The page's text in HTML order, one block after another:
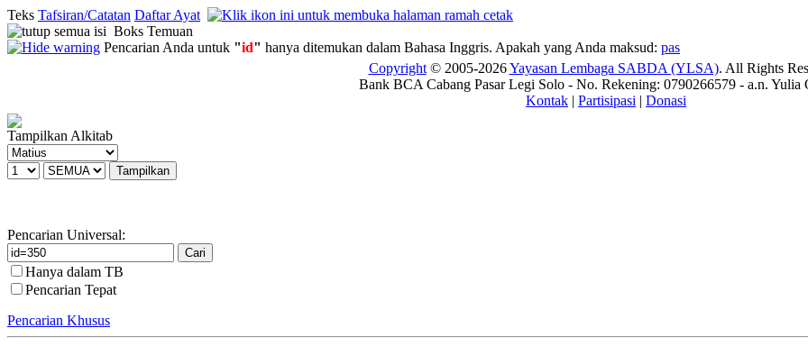
Teks Tafsiran/Catatan Daftar Ayat
Boks Temuan
Pencarian Anda untuk "id" hanya ditemukan dalam Bahasa Inggris. Apakah yang Anda maksud: pas
Copyright© 2005-2026Yayasan Lembaga SABDA (YLSA). All Rights
Bank BCA Cabang Pasar Legi Solo - No. Rekening: 0790266579 - a.n. Yulia
Kontak | Partisipasi | Donasi
Tampilkan Alkitab
Pencarian Universal:
Hanya dalam TB
Pencarian Tepat
Pencarian Khusus